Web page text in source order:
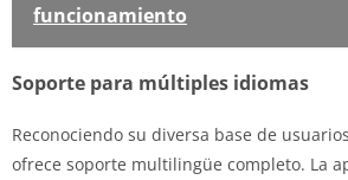
funcionamiento
Soporte para múltiples idiomas
Reconociendo su diversa base de
ofrece soporte multilingüe completo. La